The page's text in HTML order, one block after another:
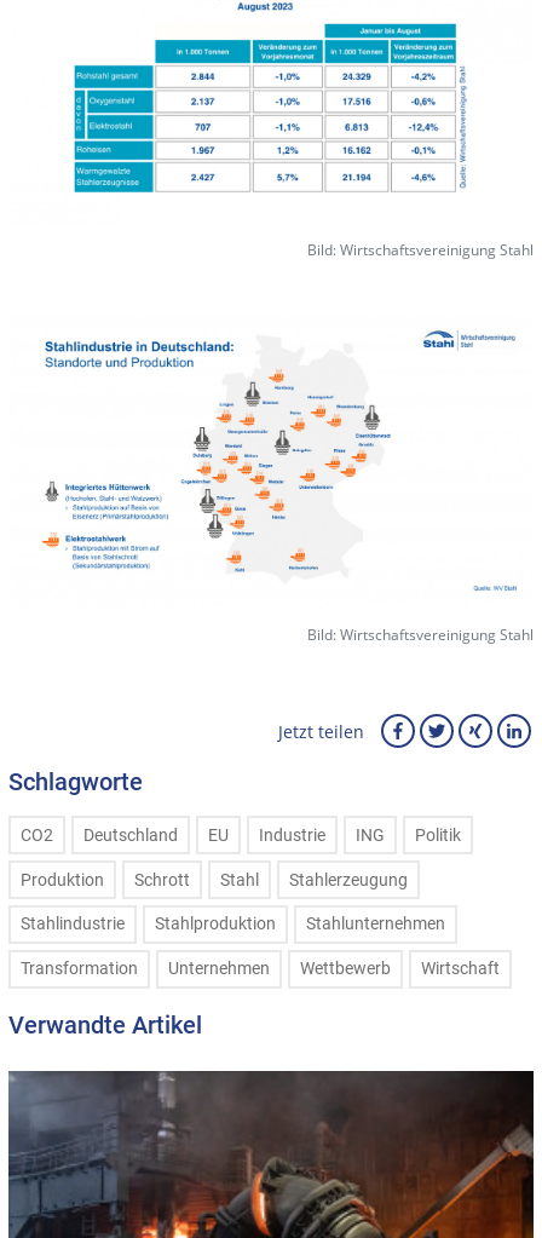
Bild: Wirtschaftsvereinigung Stahl
Bild: Wirtschaftsvereinigung Stahl
Jetzt teilen
Schlagworte
CO2 Deutschland EU Industrie ING Politik
Produktion Schrott Stahl Stahlerzeugung
Stahlindustrie Stahlproduktion Stahlunternehmen
Transformation Unternehmen Wettbewerb Wirtschaft
Verwandte Artikel